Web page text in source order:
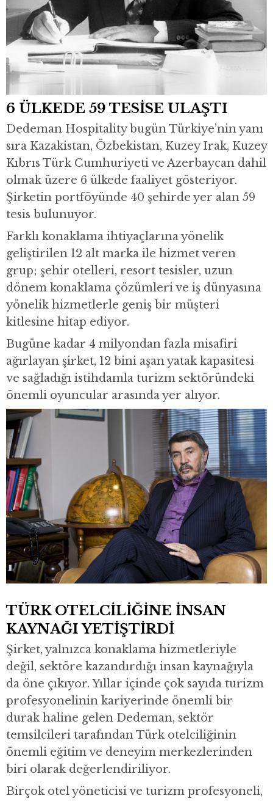
6 ÜLKEDE 59 TESİSE ULAŞTI
Dedeman Hospitality bugün Türkiye’nin yanı
sıra Kazakistan, Özbekistan, Kuzey Irak, Kuzey
Kıbrıs Türk Cumhuriyeti ve Azerbaycan dahil
olmak üzere 6 ülkede faaliyet gösteriyor.
Şirketin portföyünde 40 şehirde yer alan 59
tesis bulunuyor.
Farklı konaklama ihtiyaçlarına yönelik
geliştirilen 12 alt marka ile hizmet veren
grup; şehir otelleri, resort tesisler, uzun
dönem konaklama çözümleri ve iş dünyasına
yönelik hizmetlerle geniş bir müşteri
kitlesine hitap ediyor.
Bugüne kadar 4 milyondan fazla misafiri
ağırlayan şirket, 12 bini aşan yatak kapasitesi
ve sağladığı istihdamla turizm sektöründeki
önemli oyuncular arasında yer alıyor.
TÜRK OTELCİLİĞİNE İNSAN
KAYNAĞI YETİŞTİRDİ
Şirket, yalnızca konaklama hizmetleriyle
değil, sektöre kazandırdığı insan kaynağıyla
da öne çıkıyor. Yıllar içinde çok sayıda turizm
profesyonelinin kariyerinde önemli bir
durak haline gelen Dedeman, sektör
temsilcileri tarafından Türk otelciliğinin
önemli eğitim ve deneyim merkezlerinden
biri olarak değerlendiriliyor.
Birçok otel yöneticisi ve turizm profesyoneli,